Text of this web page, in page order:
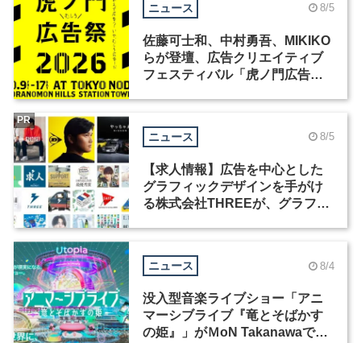
ニュース 8/5
佐藤可士和、中村勇吾、MIKIKO
らが登壇、広告クリエイティブ
フェスティバル「虎ノ門広告
ニュース 8/5
【求人情報】広告を中心とした
グラフィックデザインを手がけ
る株式会社THREEが、グラフィ
PR
ニュース 8/4
没入型音楽ライブショー「アニ
マーシブライブ『竜とそばかす
の姫』」がＭoN Takanawaで開